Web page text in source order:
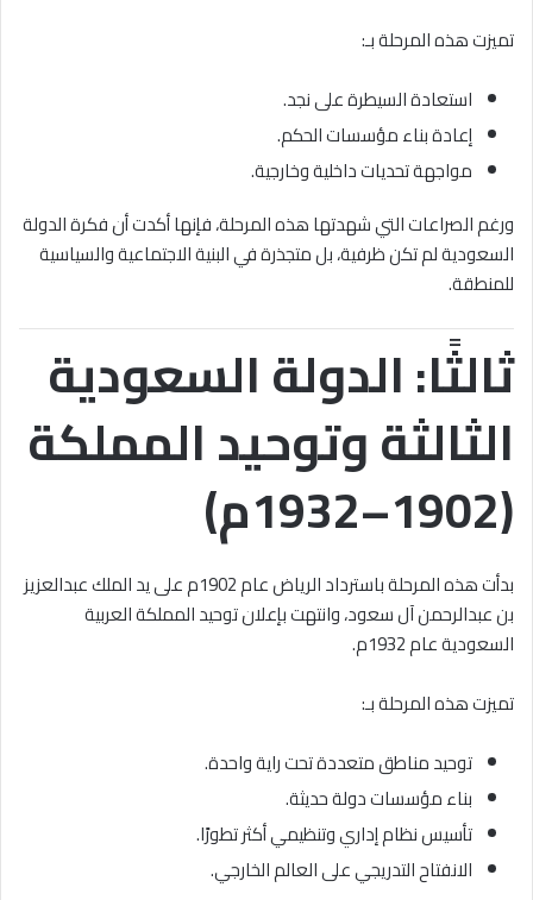
تميزت هذه المرحلة بـ:
استعادة السيطرة على نجد.
إعادة بناء مؤسسات الحكم.
مواجهة تحديات داخلية وخارجية.
ورغم الصراعات التي شهدتها هذه المرحلة، فإنها أكدت أن فكرة الدولة
السعودية لم تكن ظرفية، بل متجذرة في البنية الاجتماعية والسياسية
للمنطقة.
ثالثًا: الدولة السعودية
الثالثة وتوحيد المملكة
(1902–1932م)
بدأت هذه المرحلة باسترداد الرياض عام 1902م على يد الملك عبدالعزيز
بن عبدالرحمن آل سعود، وانتهت بإعلان توحيد المملكة العربية
السعودية عام 1932م.
تميزت هذه المرحلة بـ:
توحيد مناطق متعددة تحت راية واحدة.
بناء مؤسسات دولة حديثة.
تأسيس نظام إداري وتنظيمي أكثر تطورًا.
الانفتاح التدريجي على العالم الخارجي.